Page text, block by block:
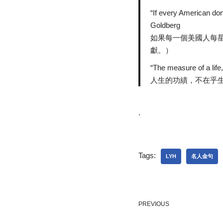
“If every American
Goldberg
如果每一個美國人每
獻。）
“The measure of a
人生的功績，不在乎
.
Tags: LYH 名人金句
PREVIOUS